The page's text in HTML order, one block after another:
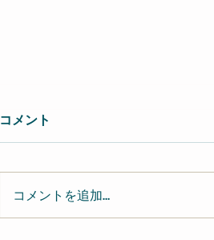
コメント
コメントを追加…